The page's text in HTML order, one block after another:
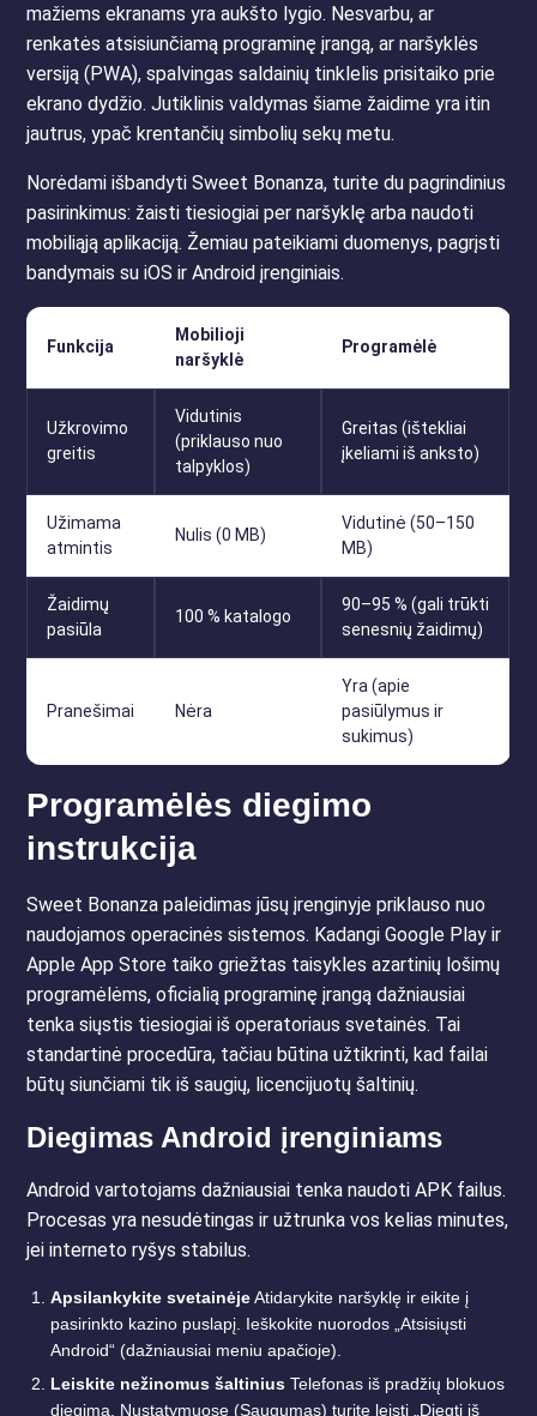
mažiems ekranams yra aukšto lygio. Nesvarbu, ar
renkatės atsisiunčiamą programinę įrangą, ar naršyklės
versiją (PWA), spalvingas saldainių tinklelis prisitaiko prie
ekrano dydžio. Jutiklinis valdymas šiame žaidime yra itin
jautrus, ypač krentančių simbolių sekų metu.
Norėdami išbandyti Sweet Bonanza, turite du pagrindinius
pasirinkimus: žaisti tiesiogiai per naršyklę arba naudoti
mobiliąją aplikaciją. Žemiau pateikiami duomenys, pagrįsti
bandymais su iOS ir Android įrenginiais.
Funkcija
Mobilioji
naršyklė
Programėlė
Užkrovimo
greitis
Vidutinis
(priklauso nuo
talpyklos)
Greitas (ištekliai
įkeliami iš anksto)
Užimama
atmintis
Nulis (0 MB)
Vidutinė (50–150
MB)
Žaidimų
pasiūla
100 % katalogo
90–95 % (gali trūkti
senesnių žaidimų)
Pranešimai Nėra
Yra (apie
pasiūlymus ir
sukimus)
Programėlės diegimo
instrukcija
Sweet Bonanza paleidimas jūsų įrenginyje priklauso nuo
naudojamos operacinės sistemos. Kadangi Google Play ir
Apple App Store taiko griežtas taisykles azartinių lošimų
programėlėms, oficialią programinę įrangą dažniausiai
tenka siųstis tiesiogiai iš operatoriaus svetainės. Tai
standartinė procedūra, tačiau būtina užtikrinti, kad failai
būtų siunčiami tik iš saugių, licencijuotų šaltinių.
Diegimas Android įrenginiams
Android vartotojams dažniausiai tenka naudoti APK failus.
Procesas yra nesudėtingas ir užtrunka vos kelias minutes,
jei interneto ryšys stabilus.
Apsilankykite svetainėjeAtidarykite naršyklę ir eikite į
pasirinkto kazino puslapį. Ieškokite nuorodos „Atsisiųsti
Android“ (dažniausiai meniu apačioje).
Leiskite nežinomus šaltinius Telefonas iš pradžių blokuos
diegimą. Nustatymuose (Saugumas) turite leisti „Diegti iš